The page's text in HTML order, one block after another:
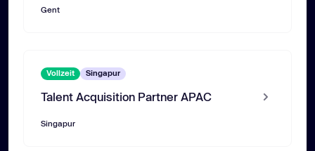
Gent
Vollzeit Singapur
Talent Acquisition Partner APAC
Singapur